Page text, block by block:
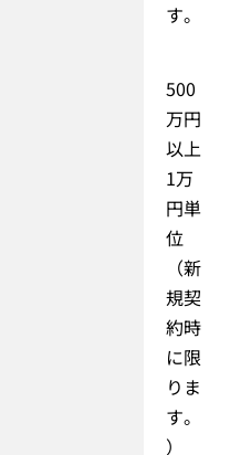
す。
500
万円
以上
1万
円単
位
（新
規契
約時
に限
りま
す。
）